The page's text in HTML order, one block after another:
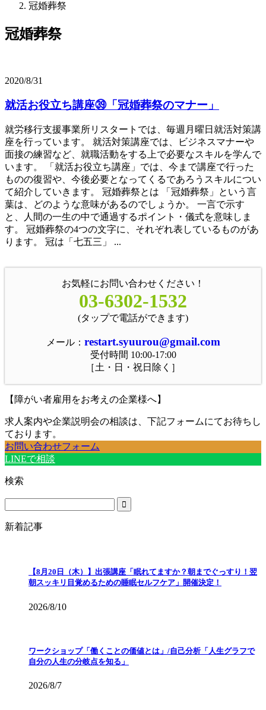
冠婚葬祭
冠婚葬祭
2020/8/31
就活お役立ち講座㊴「冠婚葬祭のマナー」
就労移行支援事業所リスタートでは、毎週月曜日就活対策講
座を行っています。 就活対策講座では、ビジネスマナーや
面接の練習など、就職活動をする上で必要なスキルを学んで
います。 「就活お役立ち講座」では、今まで講座で行った
ものの復習や、今後必要となってくるであろうスキルについ
て紹介していきます。 冠婚葬祭とは 「冠婚葬祭」という言
葉は、どのような意味があるのでしょうか。 一言で示す
と、人間の一生の中で通過するポイント・儀式を意味しま
す。 冠婚葬祭の4つの文字に、それぞれ表しているものがあ
ります。 冠は「七五三」 ...
お気軽にお問い合わせください！
03-6302-1532
(タップで電話ができます)
メール： restart.syuurou@gmail.com
受付時間 10:00-17:00
［土・日・祝日除く］
【障がい者雇用をお考えの企業様へ】
求人案内や企業説明会の相談は、下記フォームにてお待ちし
ております。
お問い合わせフォーム
LINEで相談
検索
新着記事
【8月20日（木）】出張講座「眠れてますか？朝までぐっすり！翌
朝スッキリ目覚めるための睡眠セルフケア」開催決定！
2026/8/10
ワークショップ「働くことの価値とは」/自己分析「人生グラフで
自分の人生の分岐点を知る」
2026/8/7